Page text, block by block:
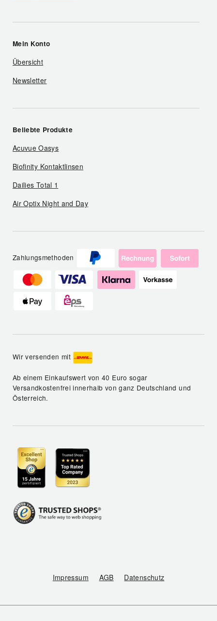
Mein Konto
Übersicht
Newsletter
Beliebte Produkte
Acuvue Oasys
Biofinity Kontaktlinsen
Dailies Total 1
Air Optix Night and Day
Zahlungsmethoden
Wir versenden mit
Ab einem Einkaufswert von 40 Euro sogar
Versandkostenfrei innerhalb von ganz Deutschland und
Österreich.
Impressum AGB Datenschutz